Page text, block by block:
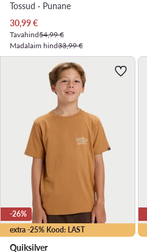
Tossud · Punane
Praegune hind
30,99€
Tavahind54,99 €
Madalaim hind33,99 €
extra -25% Kood: LAST
-26%
Quiksilver